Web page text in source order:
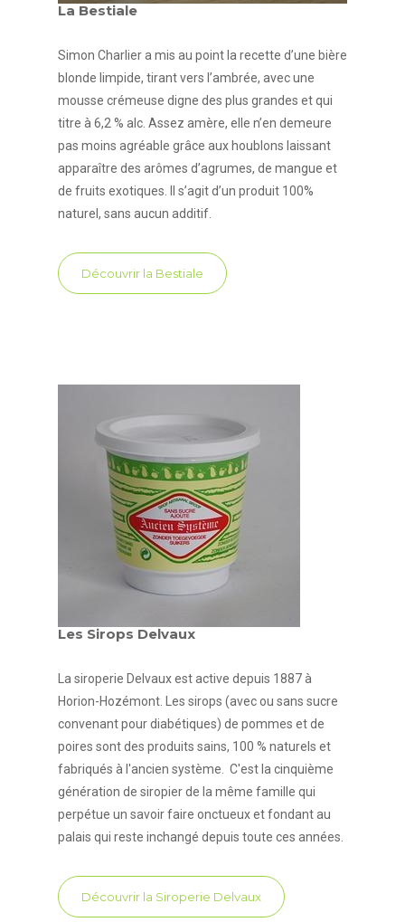
La Bestiale
Simon Charlier a mis au point la recette d’une bière
blonde limpide, tirant vers l’ambrée, avec une
mousse crémeuse digne des plus grandes et qui
titre à 6,2 % alc. Assez amère, elle n’en demeure
pas moins agréable grâce aux houblons laissant
apparaître des arômes d’agrumes, de mangue et
de fruits exotiques. Il s’agit d’un produit 100%
naturel, sans aucun additif.
Découvrir la Bestiale
Les Sirops Delvaux
La siroperie Delvaux est active depuis 1887 à
Horion-Hozémont. Les sirops (avec ou sans sucre
convenant pour diabétiques) de pommes et de
poires sont des produits sains, 100 % naturels et
fabriqués à l'ancien système. C'est la cinquième
génération de siropier de la même famille qui
perpétue un savoir faire onctueux et fondant au
palais qui reste inchangé depuis toute ces années.
Découvrir la Siroperie Delvaux